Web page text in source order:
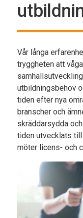
Vår långa
tryggheten att
utbildningsbehov
tiden efter nya
branscher och
skräddarsydda
tiden utvecklats
möter licens- och